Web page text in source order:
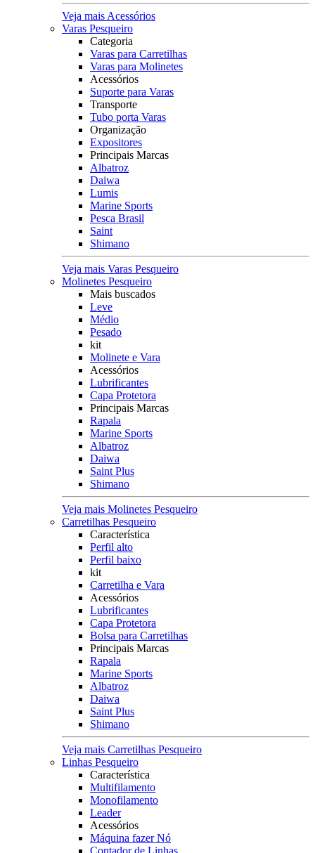
Veja mais Acessórios
Varas Pesqueiro
Categoria
Varas para Carretilhas
Varas para Molinetes
Acessórios
Suporte para Varas
Transporte
Tubo porta Varas
Organização
Expositores
Principais Marcas
Albatroz
Daiwa
Lumis
Marine Sports
Pesca Brasil
Saint
Shimano
Veja mais Varas Pesqueiro
Molinetes Pesqueiro
Mais buscados
Leve
Médio
Pesado
kit
Molinete e Vara
Acessórios
Lubrificantes
Capa Protetora
Principais Marcas
Rapala
Marine Sports
Albatroz
Daiwa
Saint Plus
Shimano
Veja mais Molinetes Pesqueiro
Carretilhas Pesqueiro
Característica
Perfil alto
Perfil baixo
kit
Carretilha e Vara
Acessórios
Lubrificantes
Capa Protetora
Bolsa para Carretilhas
Principais Marcas
Rapala
Marine Sports
Albatroz
Daiwa
Saint Plus
Shimano
Veja mais Carretilhas Pesqueiro
Linhas Pesqueiro
Característica
Multifilamento
Monofilamento
Leader
Acessórios
Máquina fazer Nó
Contador de Linhas